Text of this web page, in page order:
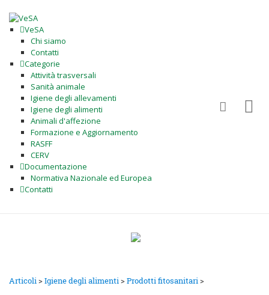
VeSA
Chi siamo
Contatti
Categorie
Attività trasversali
Sanità animale
Igiene degli allevamenti
Igiene degli alimenti
Animali d'affezione
Formazione e Aggiornamento
RASFF
CERV
Documentazione
Normativa Nazionale ed Europea
Contatti
Articoli>Igiene degli alimenti>Prodotti fitosanitari>